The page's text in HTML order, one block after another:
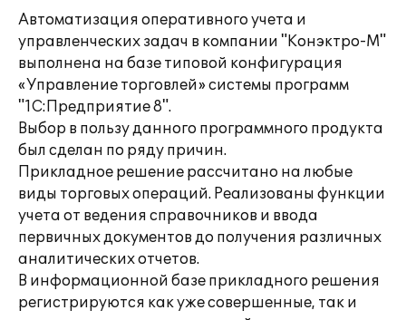
Автоматизация оперативного учета и
управленческих задач в компании "Конэктро-М"
выполнена на базе типовой конфигурация
«Управление торговлей» системы программ
"1С:Предприятие 8".
Выбор в пользу данного программного продукта
был сделан по ряду причин.
Прикладное решение рассчитано на любые
виды торговых операций. Реализованы функции
учета от ведения справочников и ввода
первичных документов до получения различных
аналитических отчетов.
В информационной базе прикладного решения
регистрируются как уже совершенные, так и